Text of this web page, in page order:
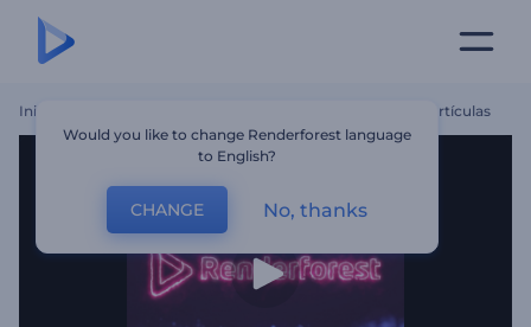
Inicio Revelación De Logotipo Con Ondas De Partículas
Would you like to change Renderforest language
to English?
CHANGE No, thanks